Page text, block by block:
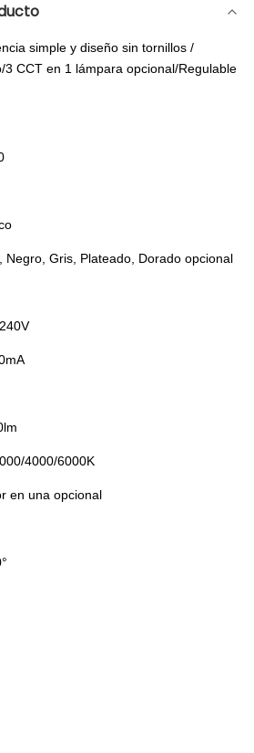
simple y diseño sin tornillos /
CCT en 1 lámpara opcional/Regulable
Negro, Gris, Plateado, Dorado opcional
4000/6000K
en una opcional